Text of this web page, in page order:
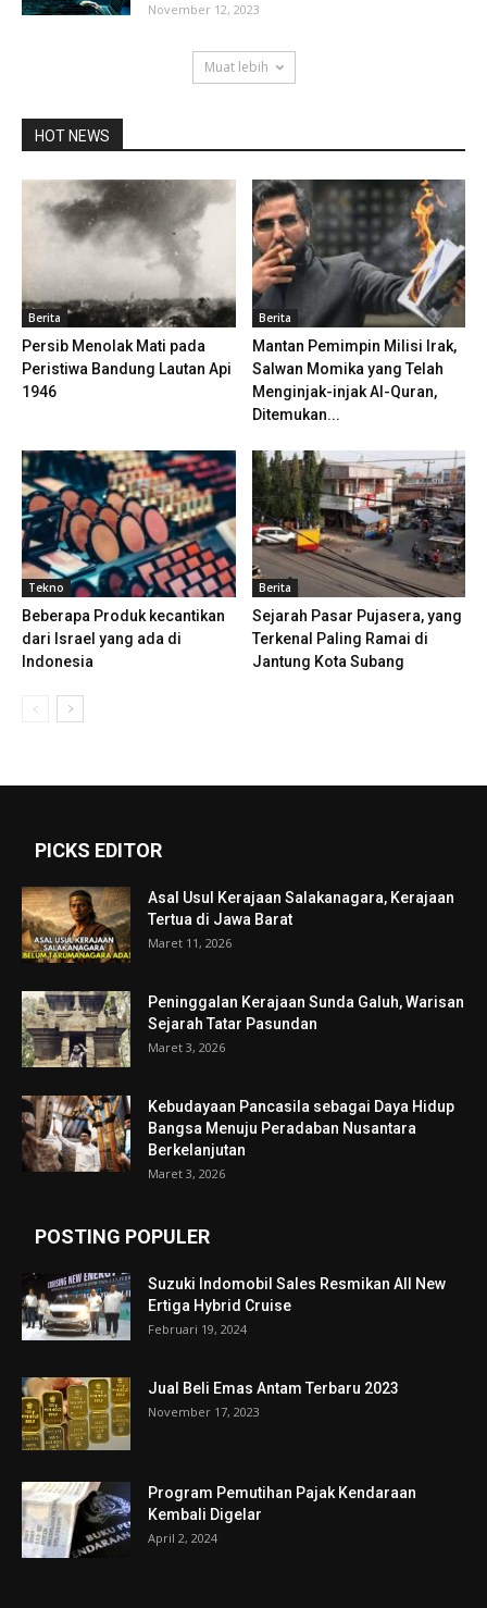
November 12, 2023
Muat lebih
HOT NEWS
Berita
Persib Menolak Mati pada
Peristiwa Bandung Lautan Api
1946
Berita
Mantan Pemimpin Milisi Irak,
Salwan Momika yang Telah
Menginjak-injak Al-Quran,
Ditemukan...
Tekno
Beberapa Produk kecantikan
dari Israel yang ada di
Indonesia
Berita
Sejarah Pasar Pujasera, yang
Terkenal Paling Ramai di
Jantung Kota Subang
PICKS EDITOR
Asal Usul Kerajaan Salakanagara, Kerajaan
Tertua di Jawa Barat
Maret 11, 2026
Peninggalan Kerajaan Sunda Galuh, Warisan
Sejarah Tatar Pasundan
Maret 3, 2026
Kebudayaan Pancasila sebagai Daya Hidup
Bangsa Menuju Peradaban Nusantara
Berkelanjutan
Maret 3, 2026
POSTING POPULER
Suzuki Indomobil Sales Resmikan All New
Ertiga Hybrid Cruise
Februari 19, 2024
Jual Beli Emas Antam Terbaru 2023
November 17, 2023
Program Pemutihan Pajak Kendaraan
Kembali Digelar
April 2, 2024